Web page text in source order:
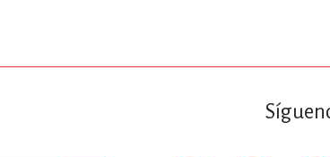
MEDICINA,